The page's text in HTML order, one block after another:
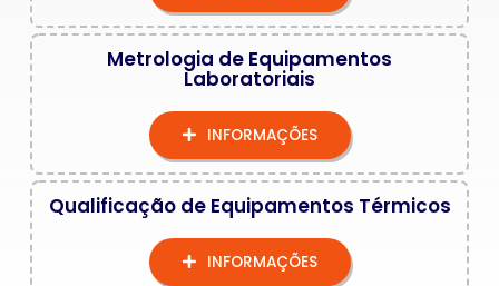
Metrologia de Equipamentos
Laboratoriais
INFORMAÇÕES
Qualificação de Equipamentos Térmicos
INFORMAÇÕES